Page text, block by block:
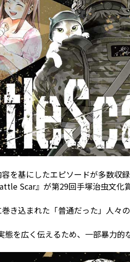
を基にしたエピソードが多数収
Scar』が第29回手塚治虫文化
き込まれた「普通だった」人々
を広く伝えるため、一部暴力的